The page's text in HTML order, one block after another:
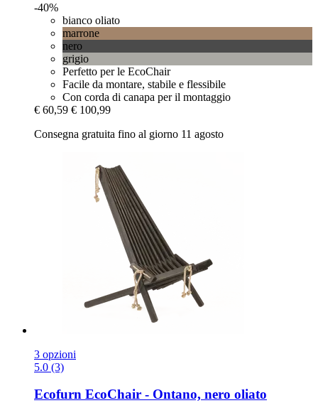
-40%
bianco oliato
marrone
nero
grigio
Perfetto per le EcoChair
Facile da montare, stabile e flessibile
Con corda di canapa per il montaggio
€ 60,59 € 100,99
Consegna gratuita fino al giorno 11 agosto
3 opzioni
5.0 (3)
Ecofurn EcoChair -​ Ontano, nero oliato